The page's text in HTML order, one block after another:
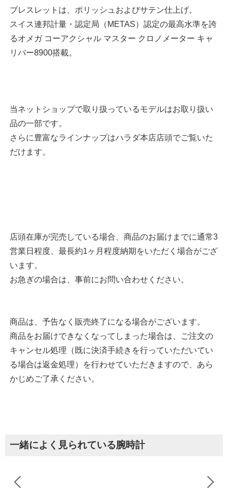
ブレスレットは、ポリッシュおよびサテン仕上げ。
スイス連邦計量・認定局（METAS）認定の最高水準を誇
るオメガ コーアクシャル マスター クロノメーター キャ
リバー8900搭載。
当ネットショップで取り扱っているモデルはお取り扱い
品の一部です。
さらに豊富なラインナップはハラダ本店店頭でご覧いた
だけます。
店頭在庫が完売している場合、商品のお届けまでに通常3
営業日程度、最長約1ヶ月程度納期をいただく場合がござ
います。
お急ぎの場合は、事前にお問い合わせください。
商品は、予告なく販売終了になる場合がございます。
商品をお届けできなくなってしまった場合は、ご注文の
キャンセル処理（既に決済手続きを行っていただいてい
る場合は返金処理）を行わせていただきますので、あら
かじめご了承ください。
一緒によく見られている腕時計